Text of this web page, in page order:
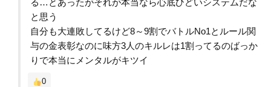
る…とあったがそれが本当なら心底ひどいシステムだな
と思う
自分も大連敗してるけど8～9割でバトルNo1とルール関
与の金表彰なのに味方3人のキルレは1割ってるのばっか
りで本当にメンタルがキツイ
0